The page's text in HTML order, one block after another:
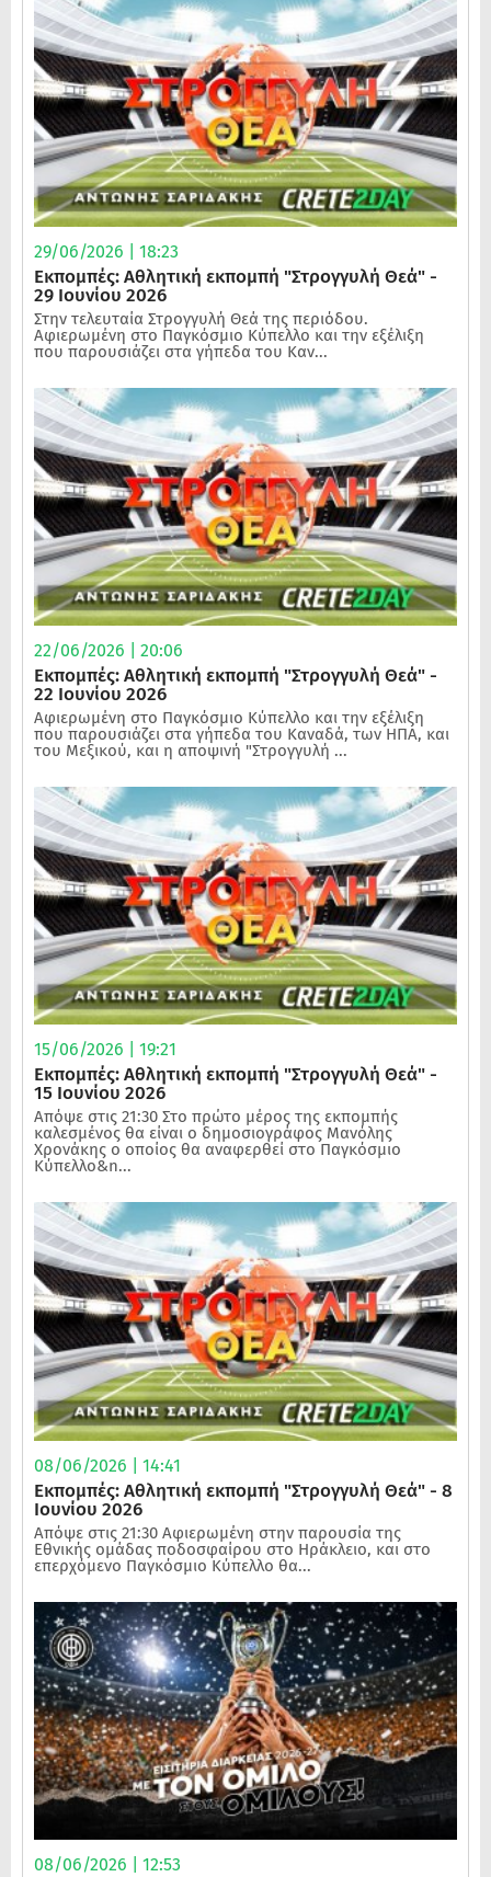
29/06/2026 | 18:23
Εκπομπές: Αθλητική εκπομπή "Στρογγυλή Θεά" -
29 Ιουνίου 2026
Στην τελευταία Στρογγυλή Θεά της περιόδου.
Αφιερωμένη στο Παγκόσμιο Κύπελλο και την εξέλιξη
που παρουσιάζει στα γήπεδα του Καν...
22/06/2026 | 20:06
Εκπομπές: Αθλητική εκπομπή "Στρογγυλή Θεά" -
22 Ιουνίου 2026
Αφιερωμένη στο Παγκόσμιο Κύπελλο και την εξέλιξη
που παρουσιάζει στα γήπεδα του Καναδά, των ΗΠΑ, και
του Μεξικού, και η αποψινή "Στρογγυλή ...
15/06/2026 | 19:21
Εκπομπές: Αθλητική εκπομπή "Στρογγυλή Θεά" -
15 Ιουνίου 2026
Απόψε στις 21:30 Στο πρώτο μέρος της εκπομπής
καλεσμένος θα είναι ο δημοσιογράφος Μανόλης
Χρονάκης ο οποίος θα αναφερθεί στο Παγκόσμιο
Κύπελλο&n...
08/06/2026 | 14:41
Εκπομπές: Αθλητική εκπομπή "Στρογγυλή Θεά" - 8
Ιουνίου 2026
Απόψε στις 21:30 Αφιερωμένη στην παρουσία της
Εθνικής ομάδας ποδοσφαίρου στο Ηράκλειο, και στο
επερχόμενο Παγκόσμιο Κύπελλο θα...
08/06/2026 | 12:53